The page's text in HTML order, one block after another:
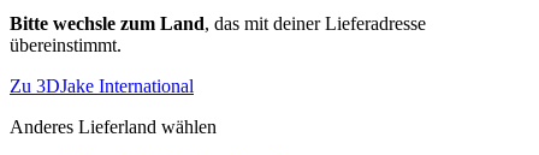
Bitte wechsle zum Land, das mit deiner Lieferadresse
übereinstimmt.
Zu 3DJake International
Anderes Lieferland wählen